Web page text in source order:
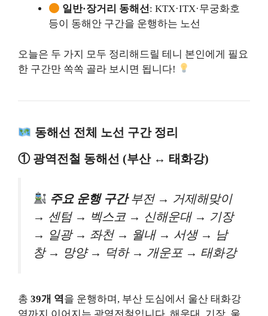
일반·장거리 동해선: KTX·ITX·무궁화호
등이 동해안 구간을 운행하는 노선
오늘은 두 가지 모두 정리해드릴 테니 본인에게 필요
한 구간만 쏙쏙 골라 보시면 됩니다!
동해선 전체 노선 구간 정리
① 광역전철 동해선 (부산 ↔ 태화강)
주요 운행 구간부전 → 거제해맞이
→ 센텀 → 벡스코 → 신해운대 → 기장
→ 일광 → 좌천 → 월내 → 서생 → 남
창 → 망양 → 덕하 → 개운포 → 태화강
총 39개 역을 운행하며, 부산 도심에서 울산 태화강